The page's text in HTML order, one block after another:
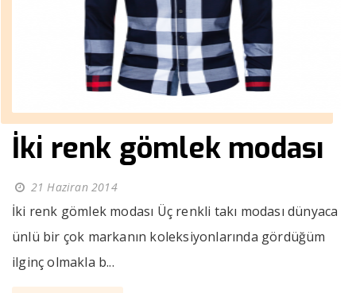
İki renk gömlek modası
21 Haziran 2014
İki renk gömlek modası Üç renkli takı modası dünyaca
ünlü bir çok markanın koleksiyonlarında gördüğüm
ilginç olmakla b...